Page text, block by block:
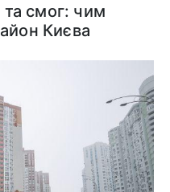
та смог: чим
Києва